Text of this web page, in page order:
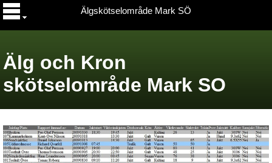
Älg och Kron
skötselområde Mark SO
Älgskötselområde Mark SÖ